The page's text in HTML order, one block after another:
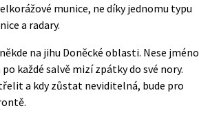
munice, ne díky jednomu typu
a radary.
na jihu Doněcké oblasti. Nese jméno
každé salvě mizí zpátky do své nory.
a kdy zůstat neviditelná, bude pro